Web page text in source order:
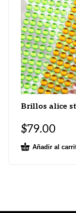
Brillos alice
$79.00
Añadir al